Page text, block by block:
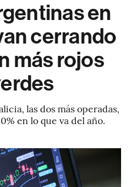
en
cerrando
más rojos
las dos más operadas,
en lo que va del año.